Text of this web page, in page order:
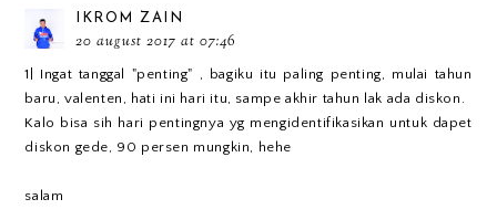
IKROM ZAIN
20 august 2017 at 07:46
1| Ingat tanggal "penting" , bagiku itu paling penting, mulai tahun
baru, valenten, hati ini hari itu, sampe akhir tahun lak ada diskon.
Kalo bisa sih hari pentingnya yg mengidentifikasikan untuk dapet
diskon gede, 90 persen mungkin, hehe
salam